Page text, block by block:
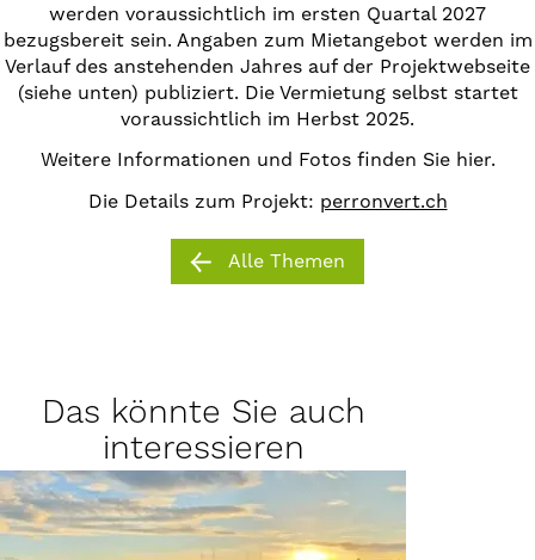
werden voraussichtlich im ersten Quartal 2027
bezugsbereit sein. Angaben zum Mietangebot werden im
Verlauf des anstehenden Jahres auf der Projektwebseite
(siehe unten) publiziert. Die Vermietung selbst startet
voraussichtlich im Herbst 2025.
Weitere Informationen und Fotos finden Sie hier.
Die Details zum Projekt: perronvert.ch
Alle Themen
Das könnte Sie auch
interessieren